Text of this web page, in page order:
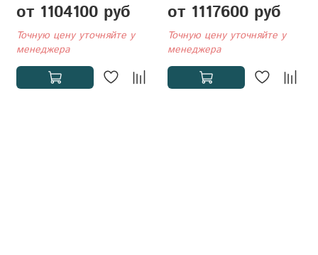
от 1104100 руб
Точную цену уточняйте у
менеджера
от 1117600 руб
Точную цену уточняйте у
менеджера